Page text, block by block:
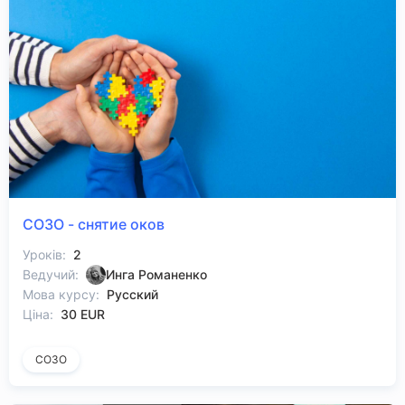
СОЗО - снятие оков
Уроків: 2
Ведучий:
Инга Романенко
Мова курсу: Русский
Ціна: 30 EUR
СОЗО